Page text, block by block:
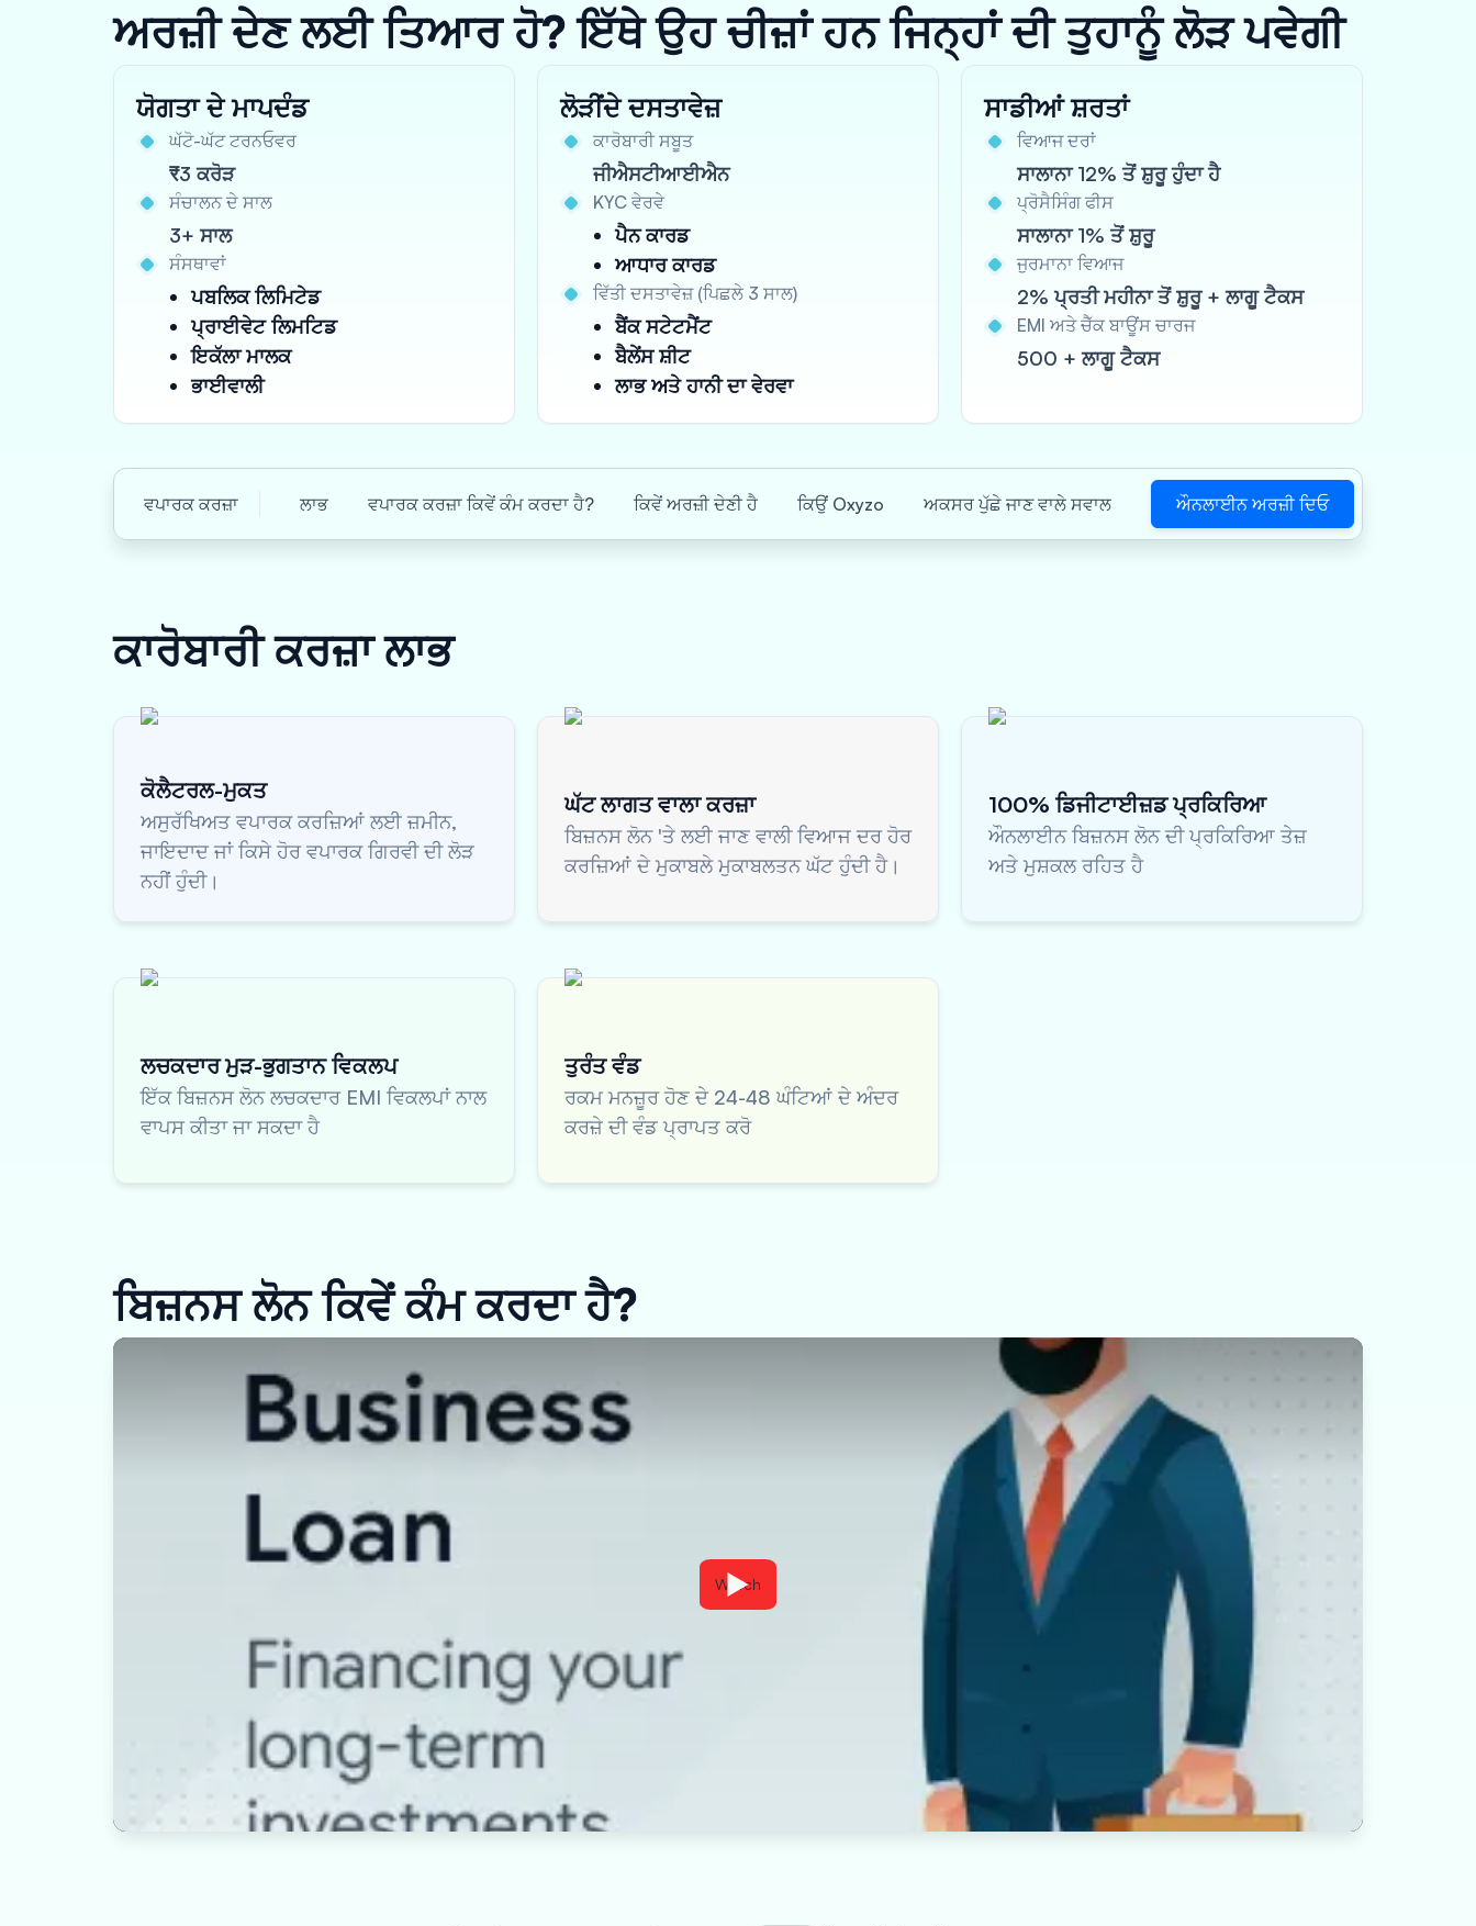
ਅਰਜ਼ੀ ਦੇਣ ਲਈ ਤਿਆਰ ਹੋ? ਇੱਥੇ ਉਹ ਚੀਜ਼ਾਂ ਹਨ ਜਿਨ੍ਹਾਂ ਦੀ ਤੁਹਾਨੂੰ ਲੋੜ ਪਵੇਗੀ
ਯੋਗਤਾ ਦੇ ਮਾਪਦੰਡ
ਘੱਟੋ-ਘੱਟ ਟਰਨਓਵਰ
₹3 ਕਰੋੜ
ਸੰਚਾਲਨ ਦੇ ਸਾਲ
3+ ਸਾਲ
ਸੰਸਥਾਵਾਂ
ਪਬਲਿਕ ਲਿਮਿਟੇਡ
ਪ੍ਰਾਈਵੇਟ ਲਿਮਟਿਡ
ਇਕੱਲਾ ਮਾਲਕ
ਭਾਈਵਾਲੀ
ਲੋੜੀਂਦੇ ਦਸਤਾਵੇਜ਼
ਕਾਰੋਬਾਰੀ ਸਬੂਤ
ਜੀਐਸਟੀਆਈਐਨ
KYC ਵੇਰਵੇ
ਪੈਨ ਕਾਰਡ
ਆਧਾਰ ਕਾਰਡ
ਵਿੱਤੀ ਦਸਤਾਵੇਜ਼ (ਪਿਛਲੇ 3 ਸਾਲ)
ਬੈਂਕ ਸਟੇਟਮੈਂਟ
ਬੈਲੇਂਸ ਸ਼ੀਟ
ਲਾਭ ਅਤੇ ਹਾਨੀ ਦਾ ਵੇਰਵਾ
ਸਾਡੀਆਂ ਸ਼ਰਤਾਂ
ਵਿਆਜ ਦਰਾਂ
ਸਾਲਾਨਾ 12% ਤੋਂ ਸ਼ੁਰੂ ਹੁੰਦਾ ਹੈ
ਪ੍ਰੋਸੈਸਿੰਗ ਫੀਸ
ਸਾਲਾਨਾ 1% ਤੋਂ ਸ਼ੁਰੂ
ਜੁਰਮਾਨਾ ਵਿਆਜ
2% ਪ੍ਰਤੀ ਮਹੀਨਾ ਤੋਂ ਸ਼ੁਰੂ + ਲਾਗੂ ਟੈਕਸ
EMI ਅਤੇ ਚੈੱਕ ਬਾਊਂਸ ਚਾਰਜ
500 + ਲਾਗੂ ਟੈਕਸ
ਵਪਾਰਕ ਕਰਜ਼ਾ ਲਾਭ ਵਪਾਰਕ ਕਰਜ਼ਾ ਕਿਵੇਂ ਕੰਮ ਕਰਦਾ ਹੈ? ਕਿਵੇਂ ਅਰਜ਼ੀ ਦੇਣੀ ਹੈ ਕਿਉਂ Oxyzo ਅਕਸਰ ਪੁੱਛੇ ਜਾਣ ਵਾਲੇ ਸਵਾਲ ਔਨਲਾਈਨ ਅਰਜ਼ੀ ਦਿਓ
ਕਾਰੋਬਾਰੀ ਕਰਜ਼ਾਲਾਭ
ਕੋਲੈਟਰਲ-ਮੁਕਤ
ਅਸੁਰੱਖਿਅਤ ਵਪਾਰਕ ਕਰਜ਼ਿਆਂ ਲਈ ਜ਼ਮੀਨ,
ਜਾਇਦਾਦ ਜਾਂ ਕਿਸੇ ਹੋਰ ਵਪਾਰਕ ਗਿਰਵੀ ਦੀ ਲੋੜ
ਨਹੀਂ ਹੁੰਦੀ।
ਘੱਟ ਲਾਗਤ ਵਾਲਾ ਕਰਜ਼ਾ
ਬਿਜ਼ਨਸ ਲੋਨ 'ਤੇ ਲਈ ਜਾਣ ਵਾਲੀ ਵਿਆਜ ਦਰ ਹੋਰ
ਕਰਜ਼ਿਆਂ ਦੇ ਮੁਕਾਬਲੇ ਮੁਕਾਬਲਤਨ ਘੱਟ ਹੁੰਦੀ ਹੈ।
100% ਡਿਜੀਟਾਈਜ਼ਡ ਪ੍ਰਕਿਰਿਆ
ਔਨਲਾਈਨ ਬਿਜ਼ਨਸ ਲੋਨ ਦੀ ਪ੍ਰਕਿਰਿਆ ਤੇਜ਼
ਅਤੇ ਮੁਸ਼ਕਲ ਰਹਿਤ ਹੈ
ਲਚਕਦਾਰ ਮੁੜ-ਭੁਗਤਾਨ ਵਿਕਲਪ
ਇੱਕ ਬਿਜ਼ਨਸ ਲੋਨ ਲਚਕਦਾਰ EMI ਵਿਕਲਪਾਂ ਨਾਲ
ਵਾਪਸ ਕੀਤਾ ਜਾ ਸਕਦਾ ਹੈ
ਤੁਰੰਤ ਵੰਡ
ਰਕਮ ਮਨਜ਼ੂਰ ਹੋਣ ਦੇ 24-48 ਘੰਟਿਆਂ ਦੇ ਅੰਦਰ
ਕਰਜ਼ੇ ਦੀ ਵੰਡ ਪ੍ਰਾਪਤ ਕਰੋ
ਬਿਜ਼ਨਸ ਲੋਨ ਕਿਵੇਂ ਕੰਮ ਕਰਦਾ ਹੈ?
Watch